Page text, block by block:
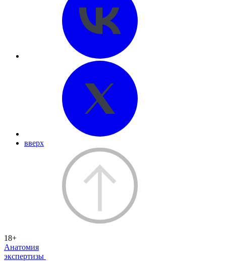
вверх
18+
Анатомия
экспертизы